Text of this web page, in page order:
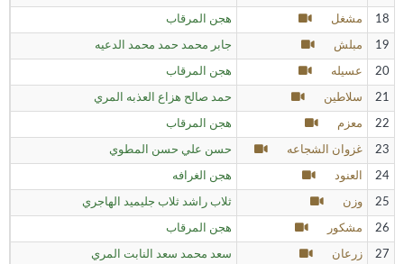
18 مشغل هجن المرقاب
19 مبلش جابر محمد حمد محمد الدعيه
20 عسيله هجن المرقاب
21 سلاطين حمد صالح هزاع العذبه المري
22 معزم هجن المرقاب
23 غزوان الشجاعه حسن علي حسن المطوي
24 العنود هجن الغرافه
25 وزن ثلاب راشد ثلاب جليميد الهاجري
26 مشكور هجن المرقاب
27 زرعان سعد محمد سعد النابت المري